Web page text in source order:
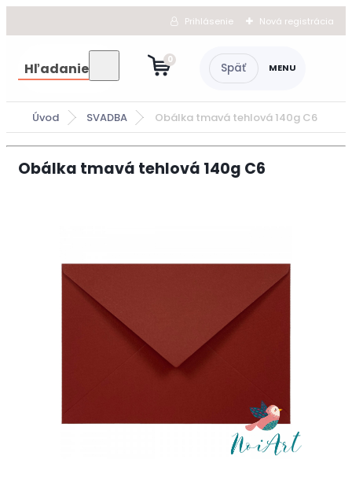
Prihlásenie Nová registrácia
Hľadanie 0
Úvod SVADBA Obálka tmavá tehlová 140g C6
Obálka tmavá tehlová 140g C6